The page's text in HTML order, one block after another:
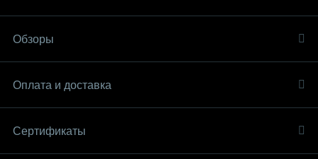
Обзоры
Оплата и доставка
Сертификаты